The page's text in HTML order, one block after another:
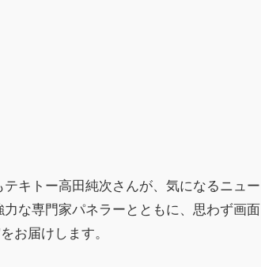
キトー高田純次さんが、気になるニュー
な専門家パネラーとともに、思わず画面
お届けします。